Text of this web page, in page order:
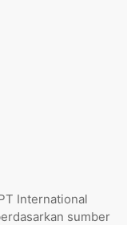
International
sumber